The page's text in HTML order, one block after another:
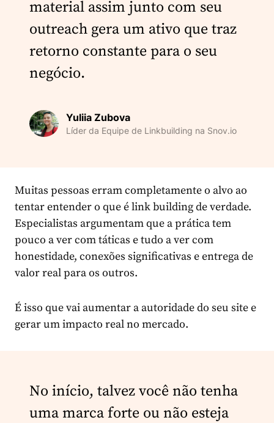
material assim junto com seu
outreach gera um ativo que traz
retorno constante para o seu
negócio.
Yuliia Zubova
Líder da Equipe de Linkbuilding na Snov.io
Muitas pessoas erram completamente o alvo ao
tentar entender o que é link building de verdade.
Especialistas argumentam que a prática tem
pouco a ver com táticas e tudo a ver com
honestidade, conexões significativas e entrega de
valor real para os outros.
É isso que vai aumentar a autoridade do seu site e
gerar um impacto real no mercado.
No início, talvez você não tenha
uma marca forte ou não esteja